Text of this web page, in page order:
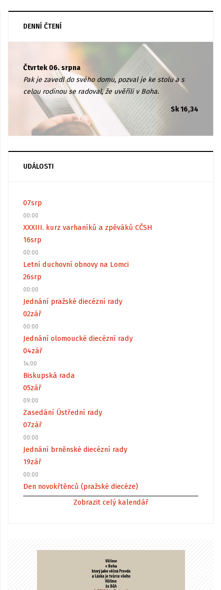
DENNÍ ČTENÍ
Čtvrtek 06. srpna
Pak je zavedl do svého domu, pozval je ke stolu a s
celou rodinou se radoval, že uvěřili v Boha.
Sk 16,34
UDÁLOSTI
07srp
00:00
XXXIII. kurz varhaníků a zpěváků CČSH
16srp
00:00
Letní duchovní obnovy na Lomci
26srp
00:00
Jednání pražské diecézní rady
02zář
00:00
Jednání olomoucké diecézní rady
04zář
14:00
Biskupská rada
05zář
09:00
Zasedání Ústřední rady
07zář
00:00
Jednání brněnské diecézní rady
19zář
00:00
Den novokřtěnců (pražské diecéze)
Zobrazit celý kalendář